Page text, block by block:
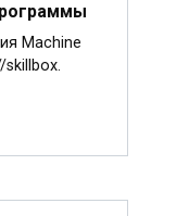
Machine
skillbox.